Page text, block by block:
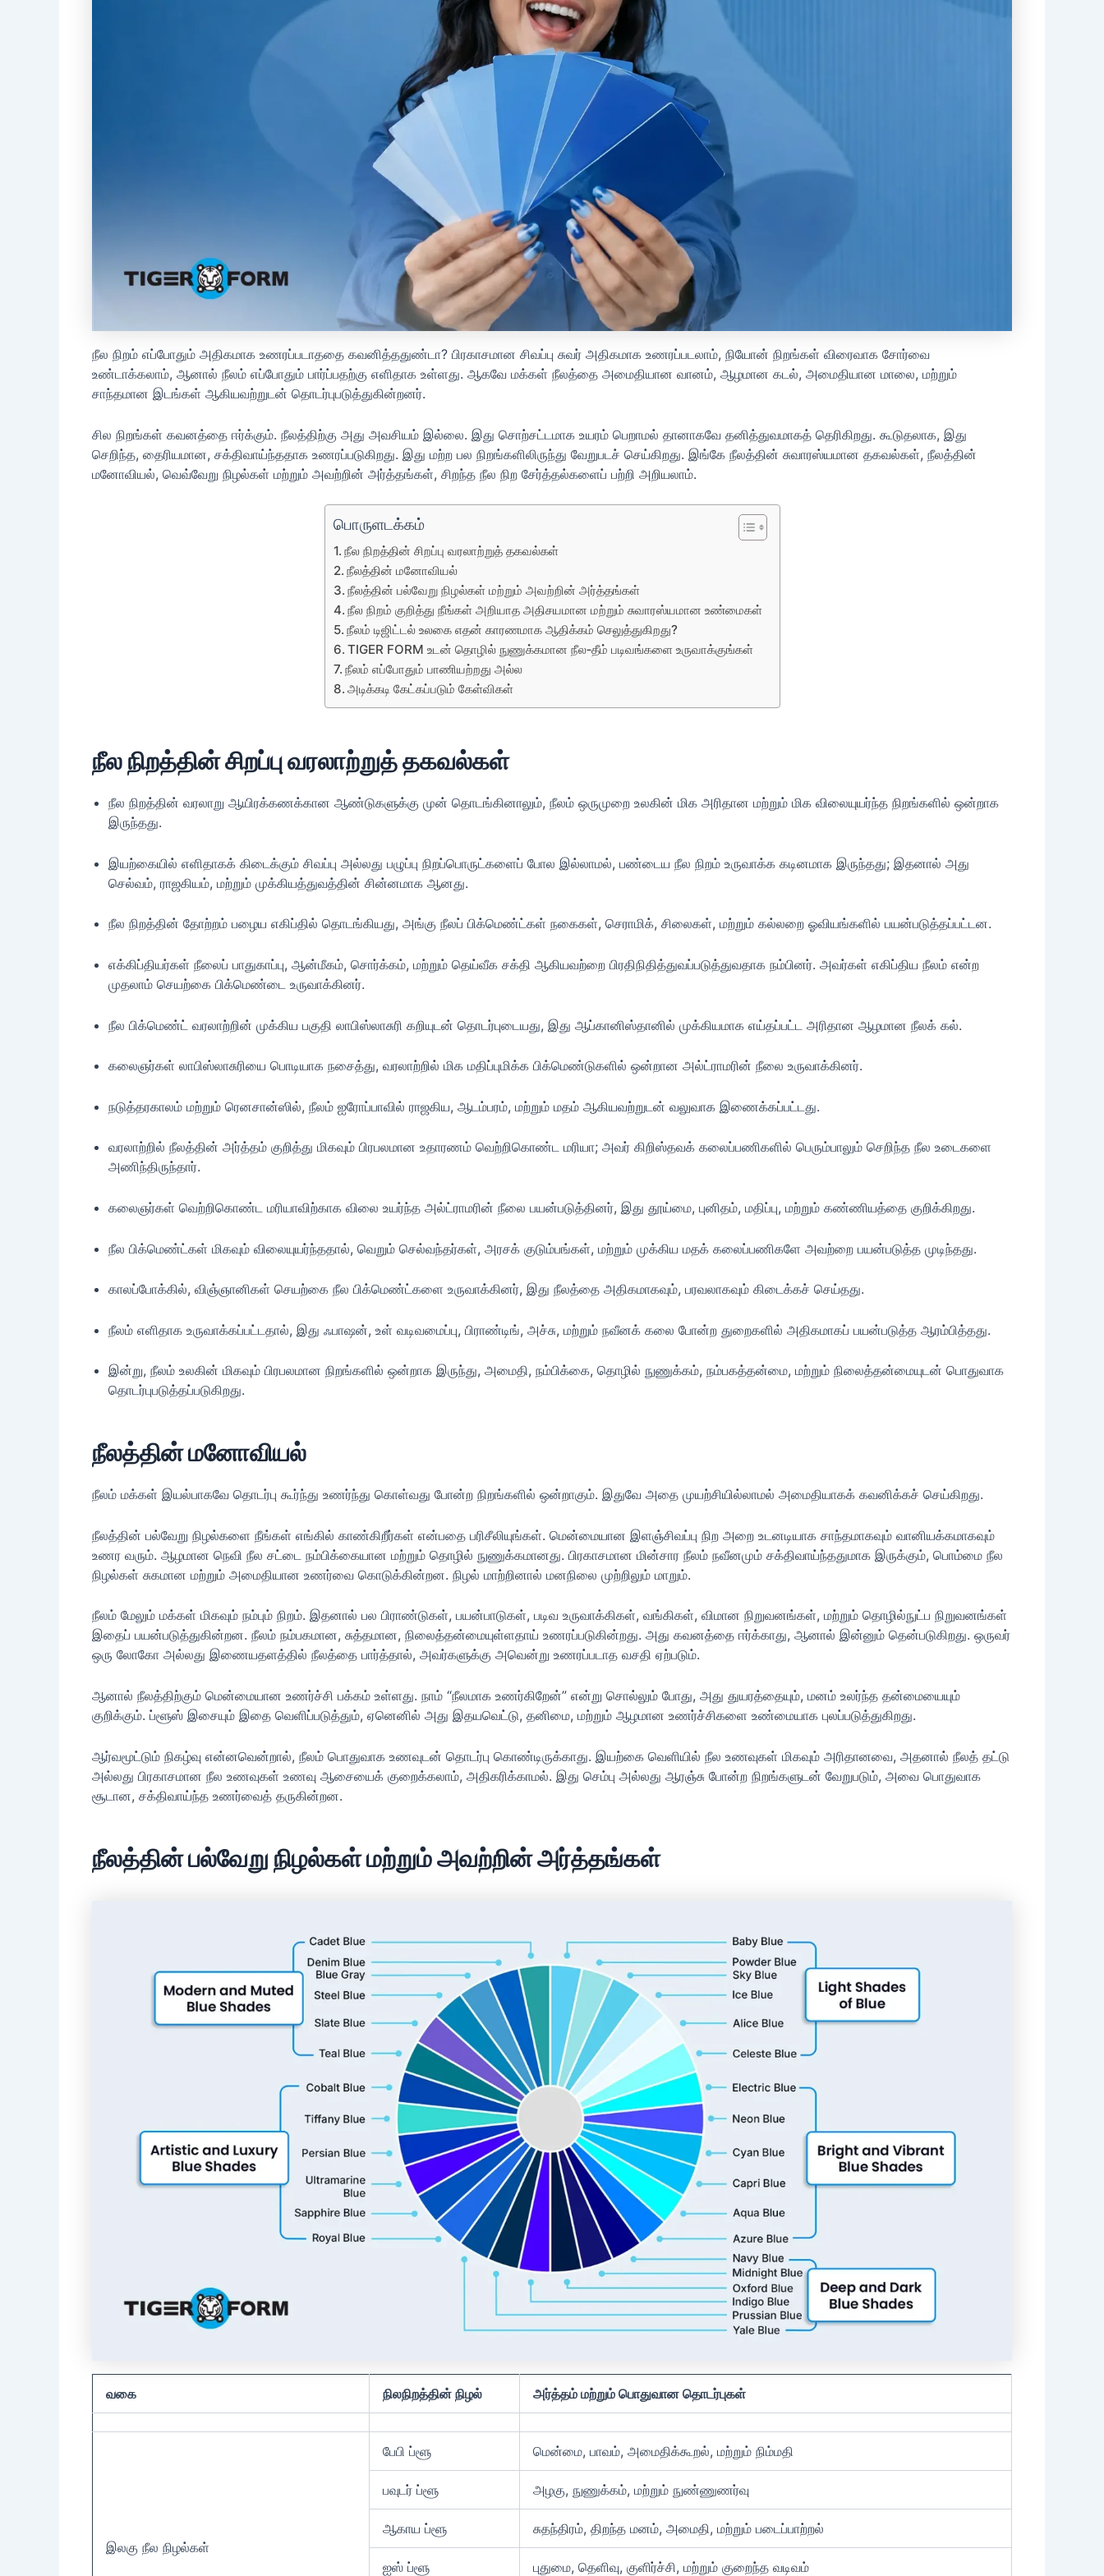
நீல நிறம் எப்போதும் அதிகமாக உணரப்படாததை கவனித்ததுண்டா? பிரகாசமான சிவப்பு சுவர் அதிகமாக உணரப்படலாம், நியோன் நிறங்கள் விரைவாக சோர்வை
உண்டாக்கலாம், ஆனால் நீலம் எப்போதும் பார்ப்பதற்கு எளிதாக உள்ளது. ஆகவே மக்கள் நீலத்தை அமைதியான வானம், ஆழமான கடல், அமைதியான மாலை, மற்றும்
சாந்தமான இடங்கள் ஆகியவற்றுடன் தொடர்புபடுத்துகின்றனர்.
சில நிறங்கள் கவனத்தை ஈர்க்கும். நீலத்திற்கு அது அவசியம் இல்லை. இது சொற்சட்டமாக உயரம் பெறாமல் தானாகவே தனித்துவமாகத் தெரிகிறது. கூடுதலாக, இது
செறிந்த, தைரியமான, சக்திவாய்ந்ததாக உணரப்படுகிறது. இது மற்ற பல நிறங்களிலிருந்து வேறுபடச் செய்கிறது. இங்கே நீலத்தின் சுவாரஸ்யமான தகவல்கள், நீலத்தின்
மனோவியல், வெவ்வேறு நிழல்கள் மற்றும் அவற்றின் அர்த்தங்கள், சிறந்த நீல நிற சேர்த்தல்களைப் பற்றி அறியலாம்.
பொருளடக்கம்
நீல நிறத்தின் சிறப்பு வரலாற்றுத் தகவல்கள்
நீலத்தின் மனோவியல்
நீலத்தின் பல்வேறு நிழல்கள் மற்றும் அவற்றின் அர்த்தங்கள்
நீல நிறம் குறித்து நீங்கள் அறியாத அதிசயமான மற்றும் சுவாரஸ்யமான உண்மைகள்
நீலம் டிஜிட்டல் உலகை எதன் காரணமாக ஆதிக்கம் செலுத்துகிறது?
TIGER FORM உடன் தொழில் நுணுக்கமான நீல‑தீம் படிவங்களை உருவாக்குங்கள்
நீலம் எப்போதும் பாணியற்றது அல்ல
அடிக்கடி கேட்கப்படும் கேள்விகள்
நீல நிறத்தின் சிறப்பு வரலாற்றுத் தகவல்கள்
நீல நிறத்தின் வரலாறு ஆயிரக்கணக்கான ஆண்டுகளுக்கு முன் தொடங்கினாலும், நீலம் ஒருமுறை உலகின் மிக அரிதான மற்றும் மிக விலையுயர்ந்த நிறங்களில் ஒன்றாக
இருந்தது.
இயற்கையில் எளிதாகக் கிடைக்கும் சிவப்பு அல்லது பழுப்பு நிறப்பொருட்களைப் போல இல்லாமல், பண்டைய நீல நிறம் உருவாக்க கடினமாக இருந்தது; இதனால் அது
செல்வம், ராஜகியம், மற்றும் முக்கியத்துவத்தின் சின்னமாக ஆனது.
நீல நிறத்தின் தோற்றம் பழைய எகிப்தில் தொடங்கியது, அங்கு நீலப் பிக்மெண்ட்கள் நகைகள், செராமிக், சிலைகள், மற்றும் கல்லறை ஓவியங்களில் பயன்படுத்தப்பட்டன.
எக்கிப்தியர்கள் நீலைப் பாதுகாப்பு, ஆன்மீகம், சொர்க்கம், மற்றும் தெய்வீக சக்தி ஆகியவற்றை பிரதிநிதித்துவப்படுத்துவதாக நம்பினர். அவர்கள் எகிப்திய நீலம் என்ற
முதலாம் செயற்கை பிக்மெண்டை உருவாக்கினர்.
நீல பிக்மெண்ட் வரலாற்றின் முக்கிய பகுதி லாபிஸ்லாசுரி கறியுடன் தொடர்புடையது, இது ஆப்கானிஸ்தானில் முக்கியமாக எய்தப்பட்ட அரிதான ஆழமான நீலக் கல்.
கலைஞர்கள் லாபிஸ்லாசுரியை பொடியாக நசைத்து, வரலாற்றில் மிக மதிப்புமிக்க பிக்மெண்டுகளில் ஒன்றான அல்ட்ராமரின் நீலை உருவாக்கினர்.
நடுத்தரகாலம் மற்றும் ரெனசான்ஸில், நீலம் ஐரோப்பாவில் ராஜகிய, ஆடம்பரம், மற்றும் மதம் ஆகியவற்றுடன் வலுவாக இணைக்கப்பட்டது.
வரலாற்றில் நீலத்தின் அர்த்தம் குறித்து மிகவும் பிரபலமான உதாரணம் வெற்றிகொண்ட மரியா; அவர் கிறிஸ்தவக் கலைப்பணிகளில் பெரும்பாலும் செறிந்த நீல உடைகளை
அணிந்திருந்தார்.
கலைஞர்கள் வெற்றிகொண்ட மரியாவிற்காக விலை உயர்ந்த அல்ட்ராமரின் நீலை பயன்படுத்தினர், இது தூய்மை, புனிதம், மதிப்பு, மற்றும் கண்ணியத்தை குறிக்கிறது.
நீல பிக்மெண்ட்கள் மிகவும் விலையுயர்ந்ததால், வெறும் செல்வந்தர்கள், அரசக் குடும்பங்கள், மற்றும் முக்கிய மதக் கலைப்பணிகளே அவற்றை பயன்படுத்த முடிந்தது.
காலப்போக்கில், விஞ்ஞானிகள் செயற்கை நீல பிக்மெண்ட்களை உருவாக்கினர், இது நீலத்தை அதிகமாகவும், பரவலாகவும் கிடைக்கச் செய்தது.
நீலம் எளிதாக உருவாக்கப்பட்டதால், இது ஃபாஷன், உள் வடிவமைப்பு, பிராண்டிங், அச்சு, மற்றும் நவீனக் கலை போன்ற துறைகளில் அதிகமாகப் பயன்படுத்த ஆரம்பித்தது.
இன்று, நீலம் உலகின் மிகவும் பிரபலமான நிறங்களில் ஒன்றாக இருந்து, அமைதி, நம்பிக்கை, தொழில் நுணுக்கம், நம்பகத்தன்மை, மற்றும் நிலைத்தன்மையுடன் பொதுவாக
தொடர்புபடுத்தப்படுகிறது.
நீலத்தின் மனோவியல்
நீலம் மக்கள் இயல்பாகவே தொடர்பு கூர்ந்து உணர்ந்து கொள்வது போன்ற நிறங்களில் ஒன்றாகும். இதுவே அதை முயற்சியில்லாமல் அமைதியாகக் கவனிக்கச் செய்கிறது.
நீலத்தின் பல்வேறு நிழல்களை நீங்கள் எங்கில் காண்கிறீர்கள் என்பதை பரிசீலியுங்கள். மென்மையான இளஞ்சிவப்பு நிற அறை உடனடியாக சாந்தமாகவும் வானியக்கமாகவும்
உணர வரும். ஆழமான நெவி நீல சட்டை நம்பிக்கையான மற்றும் தொழில் நுணுக்கமானது. பிரகாசமான மின்சார நீலம் நவீனமும் சக்திவாய்ந்ததுமாக இருக்கும், பொம்மை நீல
நிழல்கள் சுகமான மற்றும் அமைதியான உணர்வை கொடுக்கின்றன. நிழல் மாற்றினால் மனநிலை முற்றிலும் மாறும்.
நீலம் மேலும் மக்கள் மிகவும் நம்பும் நிறம். இதனால் பல பிராண்டுகள், பயன்பாடுகள், படிவ உருவாக்கிகள், வங்கிகள், விமான நிறுவனங்கள், மற்றும் தொழில்நுட்ப நிறுவனங்கள்
இதைப் பயன்படுத்துகின்றன. நீலம் நம்பகமான, சுத்தமான, நிலைத்தன்மையுள்ளதாய் உணரப்படுகின்றது. அது கவனத்தை ஈர்க்காது, ஆனால் இன்னும் தென்படுகிறது. ஒருவர்
ஒரு லோகோ அல்லது இணையதளத்தில் நீலத்தை பார்த்தால், அவர்களுக்கு அவென்று உணரப்படாத வசதி ஏற்படும்.
ஆனால் நீலத்திற்கும் மென்மையான உணர்ச்சி பக்கம் உள்ளது. நாம் “நீலமாக உணர்கிறேன்” என்று சொல்லும் போது, அது துயரத்தையும், மனம் உலர்ந்த தன்மையையும்
குறிக்கும். ப்ளூஸ் இசையும் இதை வெளிப்படுத்தும், ஏனெனில் அது இதயவெட்டு, தனிமை, மற்றும் ஆழமான உணர்ச்சிகளை உண்மையாக புலப்படுத்துகிறது.
ஆர்வமூட்டும் நிகழ்வு என்னவென்றால், நீலம் பொதுவாக உணவுடன் தொடர்பு கொண்டிருக்காது. இயற்கை வெளியில் நீல உணவுகள் மிகவும் அரிதானவை, அதனால் நீலத் தட்டு
அல்லது பிரகாசமான நீல உணவுகள் உணவு ஆசையைக் குறைக்கலாம், அதிகரிக்காமல். இது செம்பு அல்லது ஆரஞ்சு போன்ற நிறங்களுடன் வேறுபடும், அவை பொதுவாக
சூடான, சக்திவாய்ந்த உணர்வைத் தருகின்றன.
நீலத்தின் பல்வேறு நிழல்கள் மற்றும் அவற்றின் அர்த்தங்கள்
வகை நிலநிறத்தின் நிழல் அர்த்தம் மற்றும் பொதுவான தொடர்புகள்
இலகு நீல நிழல்கள்
பேபி ப்ளூ மென்மை, பாவம், அமைதிக்கூறல், மற்றும் நிம்மதி
பவுடர் ப்ளூ அழகு, நுணுக்கம், மற்றும் நுண்ணுணர்வு
ஆகாய ப்ளூ சுதந்திரம், திறந்த மனம், அமைதி, மற்றும் படைப்பாற்றல்
ஐஸ் ப்ளூ புதுமை, தெளிவு, குளிர்ச்சி, மற்றும் குறைந்த வடிவம்